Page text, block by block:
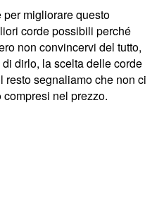
per migliorare questo
corde possibili perché
non convincervi del tutto,
dirlo, la scelta delle corde
resto segnaliamo che non ci
nel prezzo.